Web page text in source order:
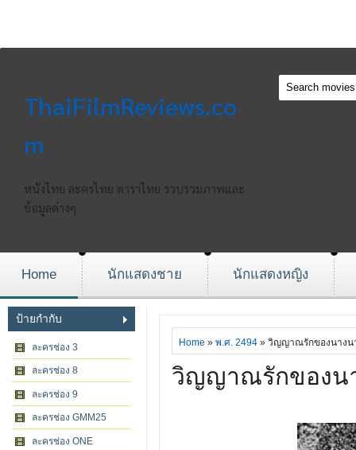
ThaiFilmReviews.co
m
หนังไทย ละครไทย ดาราไทย รวบรวมภาพและ
ข้อมูลต่างๆ
Home นักแสดงชาย นักแสดงหญิง
ป้ายกำกับ
ละครช่อง 3
ละครช่อง 8
ละครช่อง 9
ละครช่อง GMM25
ละครช่อง ONE
Home » พ.ศ. 2494 » วิญญาณรักของนางน
วิญญาณรักของน